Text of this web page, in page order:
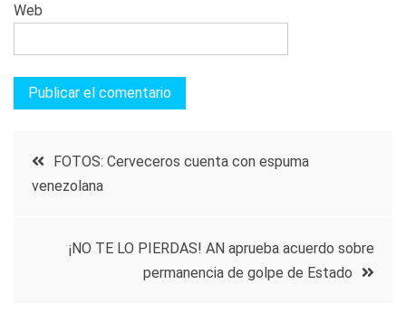
Web
Navegación
entradas
FOTOS: Cerveceros cuenta con espuma
venezolana
¡NO TE LO PIERDAS! AN aprueba acuerdo sobre
permanencia de golpe de Estado